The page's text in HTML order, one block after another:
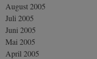
August 2005
Juli 2005
Juni 2005
Mai 2005
April 2005